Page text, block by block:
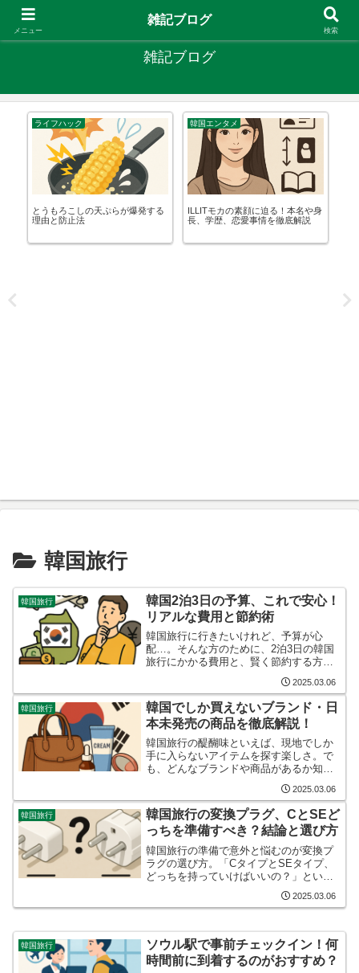
やりたいことがあるなら やってみたら？
雑記ブログ
ライフハック
とうもろこしの天ぷらが爆発する
理由と防止法
韓国エンタメ
ILLITモカの素顔に迫る！本名や身
長、学歴、恋愛事情を徹底解説
韓国旅行
韓国旅行
韓国2泊3日の予算、これで安心！
リアルな費用と節約術
韓国旅行に行きたいけれど、予算が心
配…。そんな方のために、2泊3日の韓国
旅行にかかる費用と、賢く節約する方法
をご紹介します。航空券やホテル代か
ら、現地での食事代まで、リアルな費用
を詳しく解説します。これを読めば、予
算内で楽しい韓国旅行が実現...
2025.03.06
韓国旅行
韓国でしか買えないブランド・日
本未発売の商品を徹底解説！
韓国旅行の醍醐味といえば、現地でしか
手に入らないアイテムを探す楽しさ。で
も、どんなブランドや商品があるか知ら
ないと、せっかくの機会を逃してしまう
かも。そこで今回は、韓国でしか買えな
いブランドや日本未発売の商品を詳しく
ご紹介します。これを読め...
2025.03.06
韓国旅行
韓国旅行の変換プラグ、CとSEど
っちを準備すべき？結論と選び方
韓国旅行の準備で意外と悩むのが変換プ
ラグの選び方。「CタイプとSEタイプ、
どっちを持っていけばいいの？」という
疑問をよく耳にします。結論から言う
と、SEタイプがおすすめです。でも、な
2025.03.06
韓国旅行
ソウル駅で事前チェックイン！何
時間前に到着するのがおすすめ？
メニュー
雑記ブログ
検索